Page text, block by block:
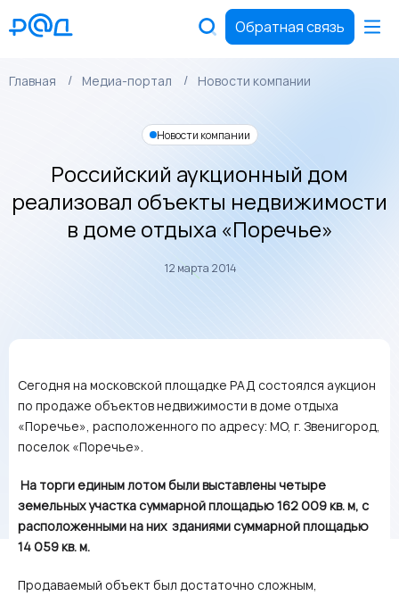
Обратная связь
Главная Медиа-портал Новости компании
Новости компании
Российский аукционный дом
реализовал объекты недвижимости
в доме отдыха «Поречье»
12 марта 2014
Сегодня на московской площадке РАД состоялся аукцион
по продаже объектов недвижимости в доме отдыха
«Поречье», расположенного по адресу: МО, г. Звенигород,
поселок «Поречье».
На торги единым лотом были выставлены четыре
земельных участка суммарной площадью 162 009 кв. м, с
расположенными на них зданиями суммарной площадью
14 059 кв. м.
Продаваемый объект был достаточно сложным,